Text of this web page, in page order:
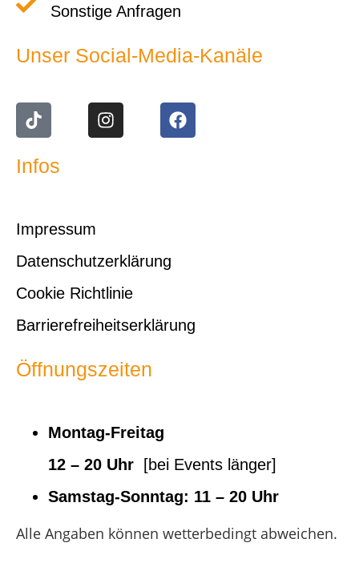
Sonstige Anfragen
Unser Social-Media-Kanäle
Infos
Impressum
Datenschutzerklärung
Cookie Richtlinie
Barrierefreiheitserklärung
Öffnungszeiten
Montag-Freitag
12 – 20 Uhr
[bei Events länger]
Samstag-Sonntag: 11 – 20 Uhr
Alle Angaben können wetterbedingt abweichen.